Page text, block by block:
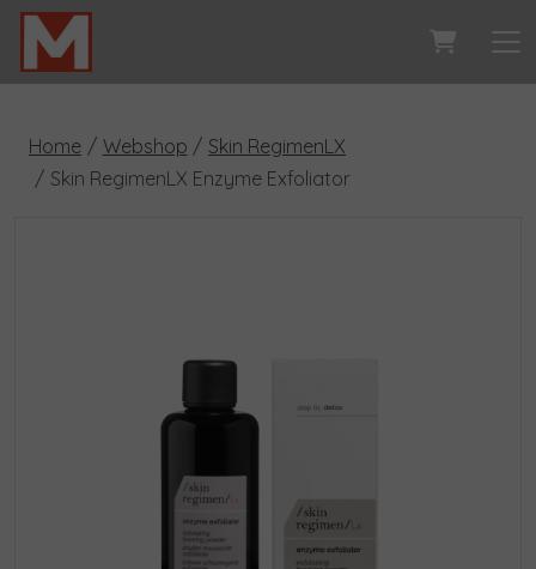
Home Webshop
Skin RegimenLX
Skin RegimenLX Enzyme Exfoliator